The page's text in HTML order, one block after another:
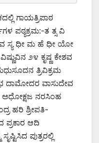
ಗಾಯತ್ರಿಪಾಠ
ಪಠ್ಯಕ್ರಮ:-ತ ತ್ಸ ವಿ
ಸ್ಯ ಧೀ ಮ ಹೆ ಧೀ ಯೋ
೨೪ ಕೃಷ್ಣ ಕೇಶವ
ತ್ರಿವಿಕ್ರಮ
ದಾಮೋದರ ವಾಸುದೇವ
ಅಧೋಕ್ಷಜ ನರಸಿಂಹ
ಹರಿ ಶ್ರೀಪತಿ-
ಆದಿ
ಪುತ್ರರಲ್ಲಿ